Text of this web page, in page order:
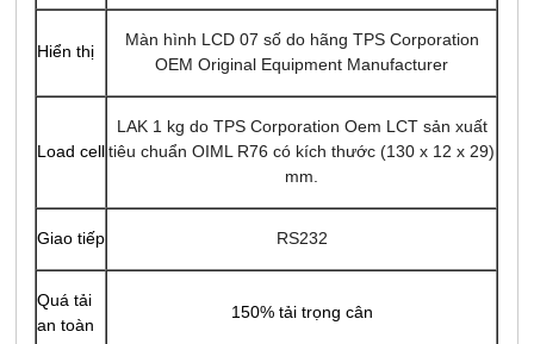
Hiển thị
Màn hình LCD 07 số do hãng TPS Corporation
OEM Original Equipment Manufacturer
Load cell
LAK 1 kg do TPS Corporation Oem LCT sản xuất
tiêu chuẩn OIML R76 có kích thước (130 x 12 x 29)
mm.
Giao tiếp RS232
Quá tải
an toàn
150% tải trọng cân